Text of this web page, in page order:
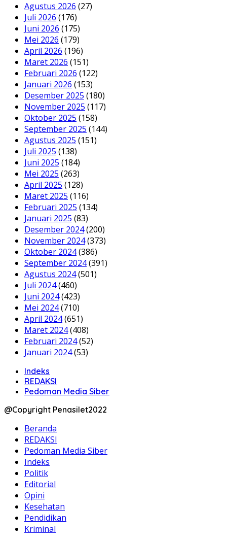
Agustus 2026 (27)
Juli 2026 (176)
Juni 2026 (175)
Mei 2026 (179)
April 2026 (196)
Maret 2026 (151)
Februari 2026 (122)
Januari 2026 (153)
Desember 2025 (180)
November 2025 (117)
Oktober 2025 (158)
September 2025 (144)
Agustus 2025 (151)
Juli 2025 (138)
Juni 2025 (184)
Mei 2025 (263)
April 2025 (128)
Maret 2025 (116)
Februari 2025 (134)
Januari 2025 (83)
Desember 2024(200)
November 2024(373)
Oktober 2024(386)
September 2024(391)
Agustus 2024(501)
Juli 2024(460)
Juni 2024(423)
Mei 2024(710)
April 2024(651)
Maret 2024(408)
Februari 2024(52)
Januari 2024(53)
Indeks
REDAKSI
Pedoman Media Siber
@Copyright Penasilet2022
Beranda
REDAKSI
Pedoman Media Siber
Indeks
Politik
Editorial
Opini
Kesehatan
Pendidikan
Kriminal